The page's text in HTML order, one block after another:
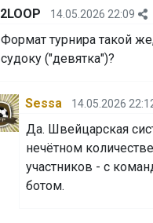
2LOOP 14.05.2026 22:09
Формат турнира такой
судоку ("девятка")?
Sessa 14.05.2026
Да. Швейцарская
нечётном количестве
участников - с
ботом.